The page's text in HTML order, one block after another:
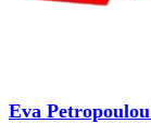
Eva